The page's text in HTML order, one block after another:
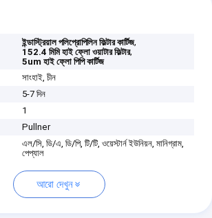
ইন্ডাস্ট্রিয়াল পলিপ্রোপিলিন ফিল্টার কার্টিজ,
152.4 মিমি হাই ফ্লো ওয়াটার ফিল্টার,
5um হাই ফ্লো পিপি কার্টিজ
সাংহাই, চীন
5-7 দিন
1
Pullner
এল/সি, ডি/এ, ডি/পি, টি/টি, ওয়েস্টার্ন ইউনিয়ন, মানিগ্রাম,
পেপ্যাল
আরো দেখুন